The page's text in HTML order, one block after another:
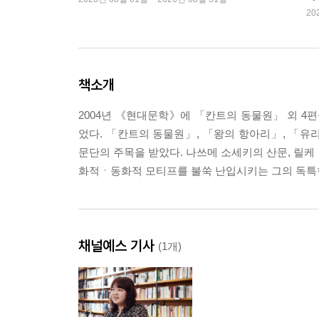
책소개
2004년 《현대문학》에 「칸트의 동물원」 외 4
었다. 「칸트의 동물원」, 「왕의 항아리」, 「유
문단의 주목을 받았다. 나쓰메 소세키의 산문, 릴
화적ㆍ동화적 모티프를 불쑥 난입시키는 그의 독
채널예스 기사 (1개)